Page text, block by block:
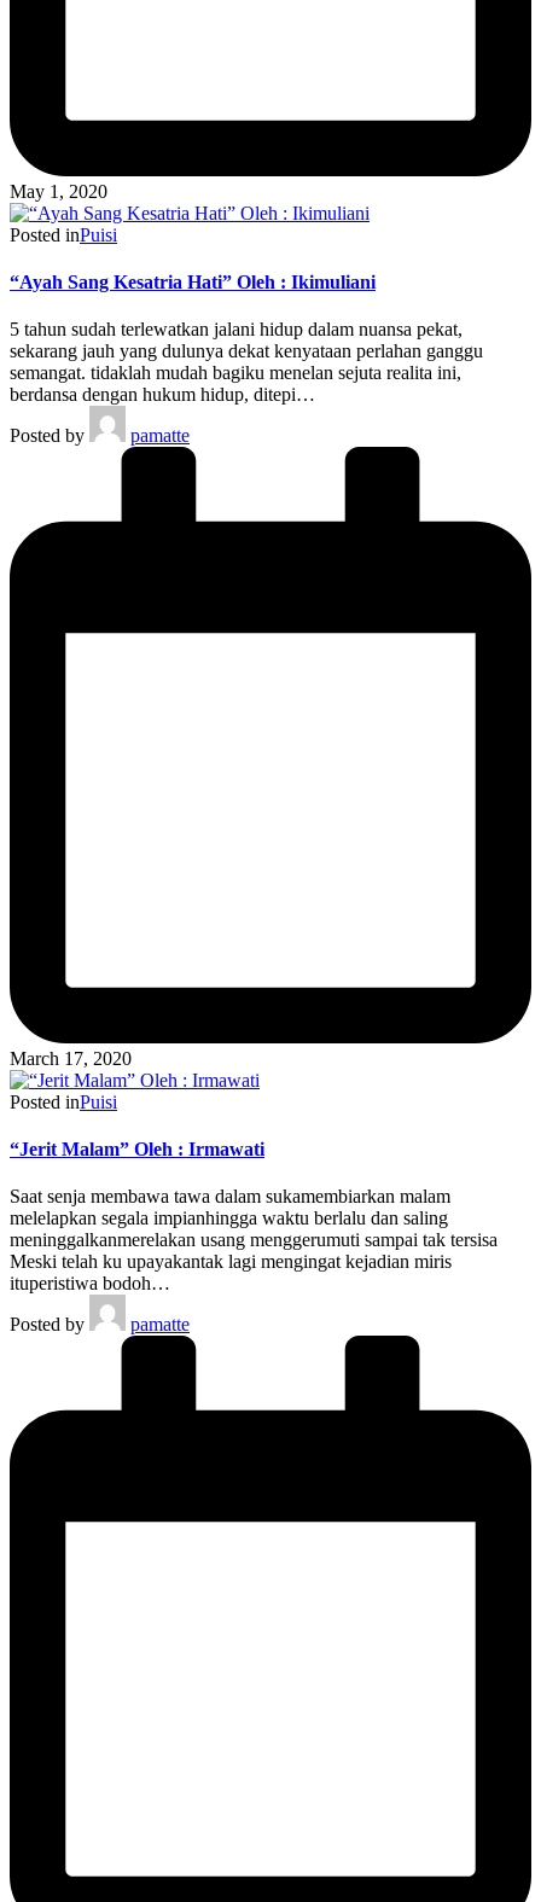
May 1, 2020
Posted inPuisi
“Ayah Sang Kesatria Hati” Oleh : Ikimuliani
5 tahun sudah terlewatkan jalani hidup dalam nuansa pekat,
sekarang jauh yang dulunya dekat kenyataan perlahan ganggu
semangat. tidaklah mudah bagiku menelan sejuta realita ini,
berdansa dengan hukum hidup, ditepi…
Posted by
pamatte
March 17, 2020
Posted inPuisi
“Jerit Malam” Oleh : Irmawati
Saat senja membawa tawa dalam sukamembiarkan malam
melelapkan segala impianhingga waktu berlalu dan saling
meninggalkanmerelakan usang menggerumuti sampai tak tersisa
Meski telah ku upayakantak lagi mengingat kejadian miris
ituperistiwa bodoh…
Posted by
pamatte